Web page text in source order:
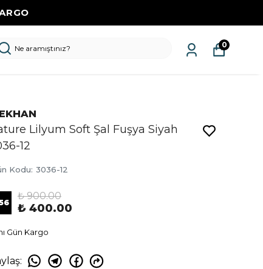
0
Lilyum Soft Şal Fuşya Siyah
12
Kodu: 3036-12
₺ 900.00
₺ 400.00
Gün Kargo
: